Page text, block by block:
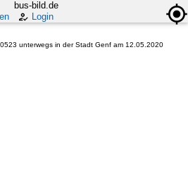
bus-bild.de
Login
unterwegs in der Stadt Genf am 12.05.2020